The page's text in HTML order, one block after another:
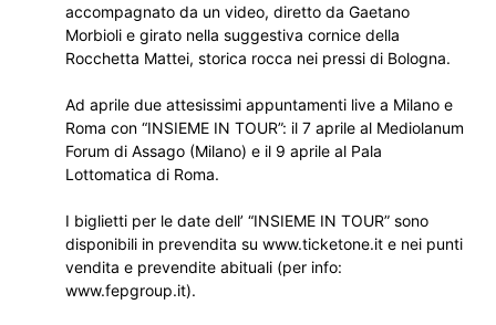
accompagnato da un video, diretto da Gaetano
Morbioli e girato nella suggestiva cornice della
Rocchetta Mattei, storica rocca nei pressi di Bologna.
Ad aprile due attesissimi appuntamenti live a Milano e
Roma con “INSIEME IN TOUR”: il 7 aprile al Mediolanum
Forum di Assago (Milano) e il 9 aprile al Pala
Lottomatica di Roma.
I biglietti per le date dell’ “INSIEME IN TOUR” sono
disponibili in prevendita su www.ticketone.it e nei punti
vendita e prevendite abituali (per info:
www.fepgroup.it).